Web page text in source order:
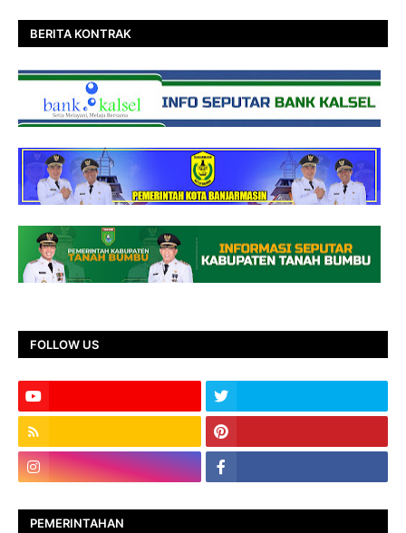
BERITA KONTRAK
FOLLOW US
PEMERINTAHAN